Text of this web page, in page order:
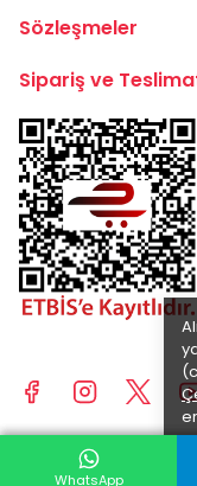
Sözleşmeler
Sipariş ve
© 2025 BİKE.COM.TR |
WhatsApp
WhatsApp
WhatsApp